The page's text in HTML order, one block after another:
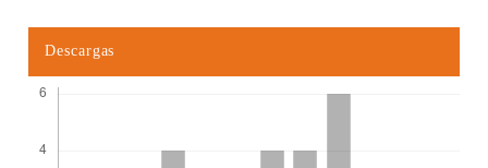
Descargas